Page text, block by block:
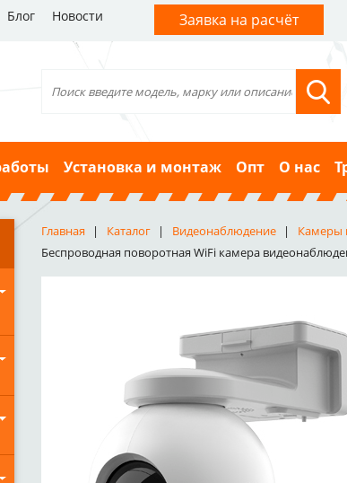
Блог Новости Заявка на расчёт
Установка и монтаж Опт О нас
Главная Каталог Видеонаблюдение Камеры
Беспроводная поворотная WiFi камера